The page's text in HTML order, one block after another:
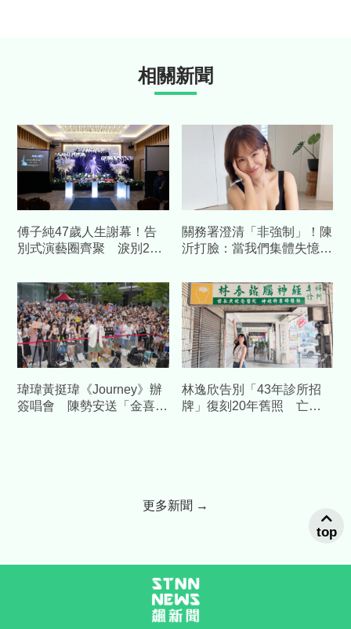
相關新聞
傅子純47歲人生謝幕！告
別式演藝圈齊聚 淚別24
關務署澄清「非強制」！陳
沂打臉：當我們集體失憶？
瑋瑋黃挺瑋《Journey》辦
簽唱會 陳勢安送「金喜」
林逸欣告別「43年診所招
牌」復刻20年舊照 亡父
更多新聞 →
top